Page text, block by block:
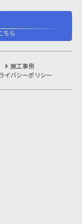
ちら
施工事例
イバシーポリシー